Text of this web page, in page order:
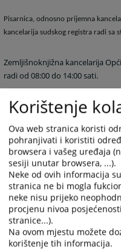
Pisarnica, odnosno prijemna
kancelarija sudskog registra radi
Zemljišnoknjižna kancelarija
radi od 08:00 do 14:00 sati.
Korištenje
Ova web stranica koristi
pohranjivati i koristiti
browsera i vašeg uređaja
sesiji unutar browsera, ...).
Neke od ovih informacija
stranica ne bi mogla
neke nisu prijeko
procjenu nivoa
stranice...).
Na ovom mjestu možete
korištenje tih informacija.